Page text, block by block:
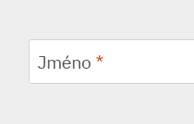
Jméno *